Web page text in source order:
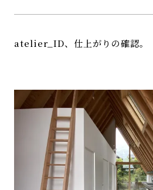
atelier_ID、仕上がりの確認。